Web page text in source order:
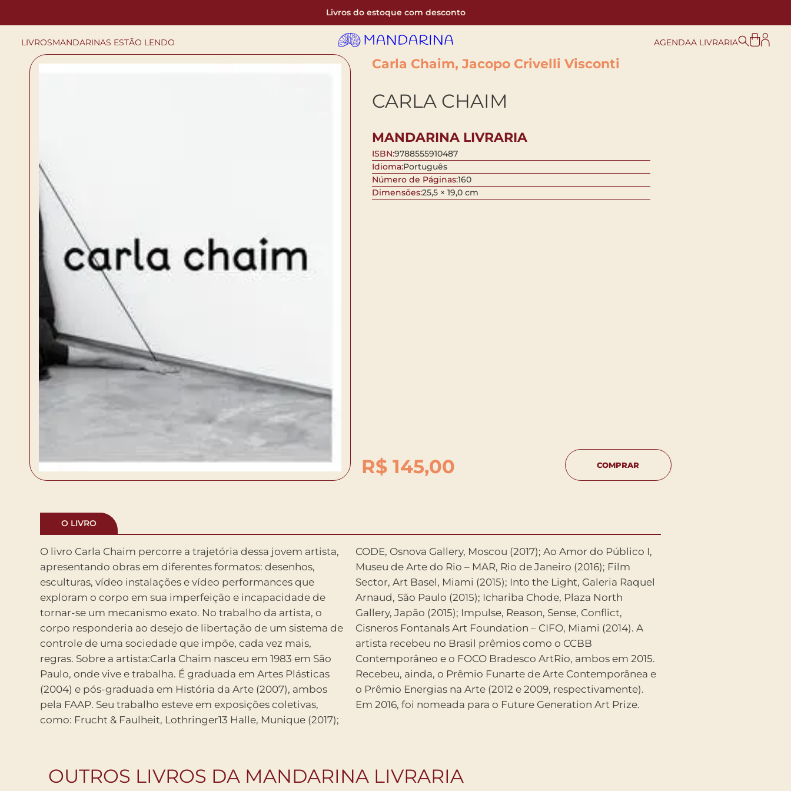
Livros do estoque com desconto
LIVROSMANDARINAS ESTÃO LENDO AGENDAA LIVRARIA
Carla Chaim, Jacopo Crivelli Visconti
CARLA CHAIM
MANDARINA LIVRARIA
ISBN:9788555910487
Idioma:Português
Número de Páginas:160
Dimensões:25,5 × 19,0 cm
R$145,00 COMPRAR
O LIVRO
O livro Carla Chaim percorre a trajetória dessa jovem artista,
apresentando obras em diferentes formatos: desenhos,
esculturas, vídeo instalações e vídeo performances que
exploram o corpo em sua imperfeição e incapacidade de
tornar-se um mecanismo exato. No trabalho da artista, o
corpo responderia ao desejo de libertação de um sistema de
controle de uma sociedade que impõe, cada vez mais,
regras. Sobre a artista:Carla Chaim nasceu em 1983 em São
Paulo, onde vive e trabalha. É graduada em Artes Plásticas
(2004) e pós-graduada em História da Arte (2007), ambos
pela FAAP. Seu trabalho esteve em exposições coletivas,
como: Frucht & Faulheit, Lothringer13 Halle, Munique (2017);
CODE, Osnova Gallery, Moscou (2017); Ao Amor do Público I,
Museu de Arte do Rio – MAR, Rio de Janeiro (2016); Film
Sector, Art Basel, Miami (2015); Into the Light, Galeria Raquel
Arnaud, São Paulo (2015); Ichariba Chode, Plaza North
Gallery, Japão (2015); Impulse, Reason, Sense, Conflict,
Cisneros Fontanals Art Foundation – CIFO, Miami (2014). A
artista recebeu no Brasil prêmios como o CCBB
Contemporâneo e o FOCO Bradesco ArtRio, ambos em 2015.
Recebeu, ainda, o Prêmio Funarte de Arte Contemporânea e
o Prêmio Energias na Arte (2012 e 2009, respectivamente).
Em 2016, foi nomeada para o Future Generation Art Prize.
OUTROS LIVROS DA MANDARINA LIVRARIA